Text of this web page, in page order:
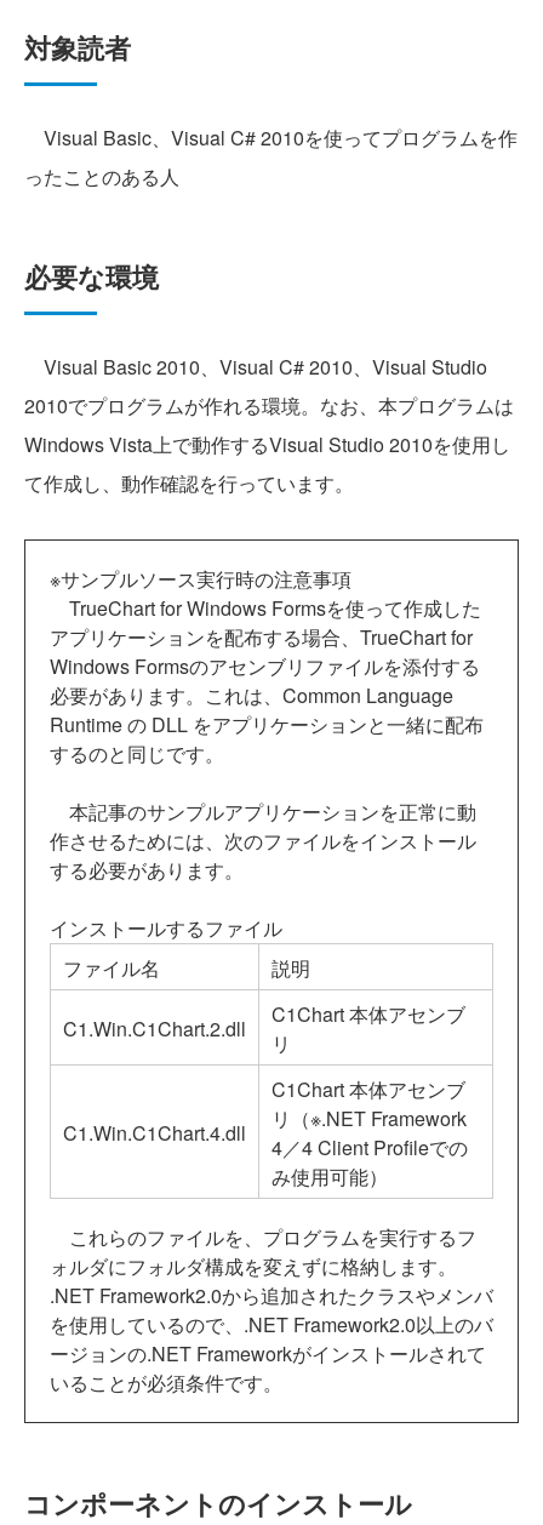
対象読者
Visual Basic、Visual C# 2010を使ってプログラムを作
ったことのある人
必要な環境
Visual Basic 2010、Visual C# 2010、Visual Studio
2010でプログラムが作れる環境。なお、本プログラムは
Windows Vista上で動作するVisual Studio 2010を使用し
て作成し、動作確認を行っています。
※サンプルソース実行時の注意事項
TrueChart for Windows Formsを使って作成した
アプリケーションを配布する場合、TrueChart for
Windows Formsのアセンブリファイルを添付する
必要があります。これは、Common Language
Runtime の DLL をアプリケーションと一緒に配布
するのと同じです。
本記事のサンプルアプリケーションを正常に動
作させるためには、次のファイルをインストール
する必要があります。
インストールするファイル
ファイル名
説明
C1.Win.C1Chart.2.dll
C1Chart 本体アセンブ
リ
C1.Win.C1Chart.4.dll
C1Chart 本体アセンブ
リ（※.NET Framework
4／4 Client Profileでの
み使用可能）
これらのファイルを、プログラムを実行するフ
ォルダにフォルダ構成を変えずに格納します。
.NET Framework2.0から追加されたクラスやメンバ
を使用しているので、.NET Framework2.0以上のバ
ージョンの.NET Frameworkがインストールされて
いることが必須条件です。
コンポーネントのインストール